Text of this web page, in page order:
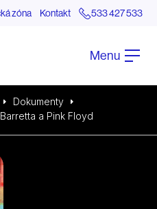
zóna Kontakt 533 427 533
Menu
Dokumenty
a Pink Floyd